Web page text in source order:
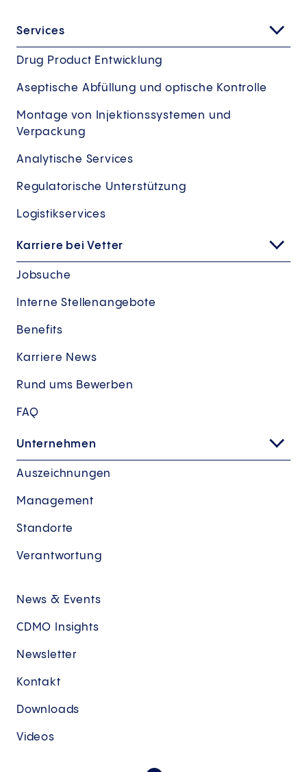
Services
Drug Product Entwicklung
Aseptische Abfüllung und optische Kontrolle
Montage von Injektionssystemen und
Verpackung
Analytische Services
Regulatorische Unterstützung
Logistikservices
Karriere bei Vetter
Jobsuche
Interne Stellenangebote
Benefits
Karriere News
Rund ums Bewerben
FAQ
Unternehmen
Auszeichnungen
Management
Standorte
Verantwortung
News & Events
CDMO Insights
Newsletter
Kontakt
Downloads
Videos